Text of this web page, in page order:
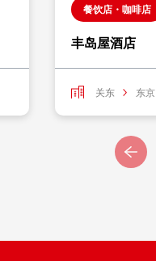
餐饮店・咖啡店
丰岛屋酒店
关东 东京